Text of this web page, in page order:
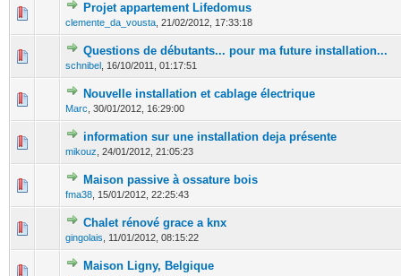
Projet appartement Lifedomus
clemente_da_vousta 21/02/2012, 17:33:18
0 Votes - 0 sur 5 en moyenne
12345
Questions de débutants... pour ma future installation...
schnibel 16/10/2011, 01:17:51
0 Votes - 0 sur 5 en moyenne
12345
Nouvelle installation et cablage électrique
Marc 30/01/2012, 16:29:00
0 Votes - 0 sur 5 en moyenne
12345
information sur une installation deja présente
mikouz 24/01/2012, 21:05:23
0 Votes - 0 sur 5 en moyenne
12 345
Maison passive à ossature bois
fma38 15/01/2012, 22:25:43
0 Votes - 0 sur 5 en moyenne
12345
Chalet rénové grace a knx
gingolais 11/01/2012, 08:15:22
0 Votes - 0 sur 5 en moyenne
12 345
Maison Ligny, Belgique
0 Votes - 0 sur 5 en moyenne
12345